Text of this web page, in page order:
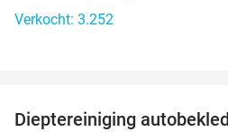
Verkocht: 3.252
Dieptereiniging